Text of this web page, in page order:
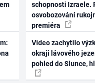
schopnosti Izraele.
osvobozování
premiéra
Video zachytilo
okraji lávového
pohled do Slunce,